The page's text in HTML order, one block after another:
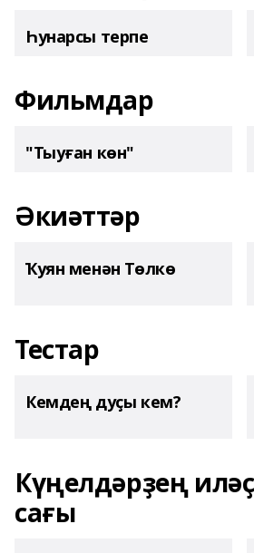
Һунарсы терпе
Фильмдар
"Тыуған көн"
Әкиәттәр
Ҡуян менән Төлкө
Тестар
Кемдең дуҫы кем?
Күңелдәрҙең
сағы